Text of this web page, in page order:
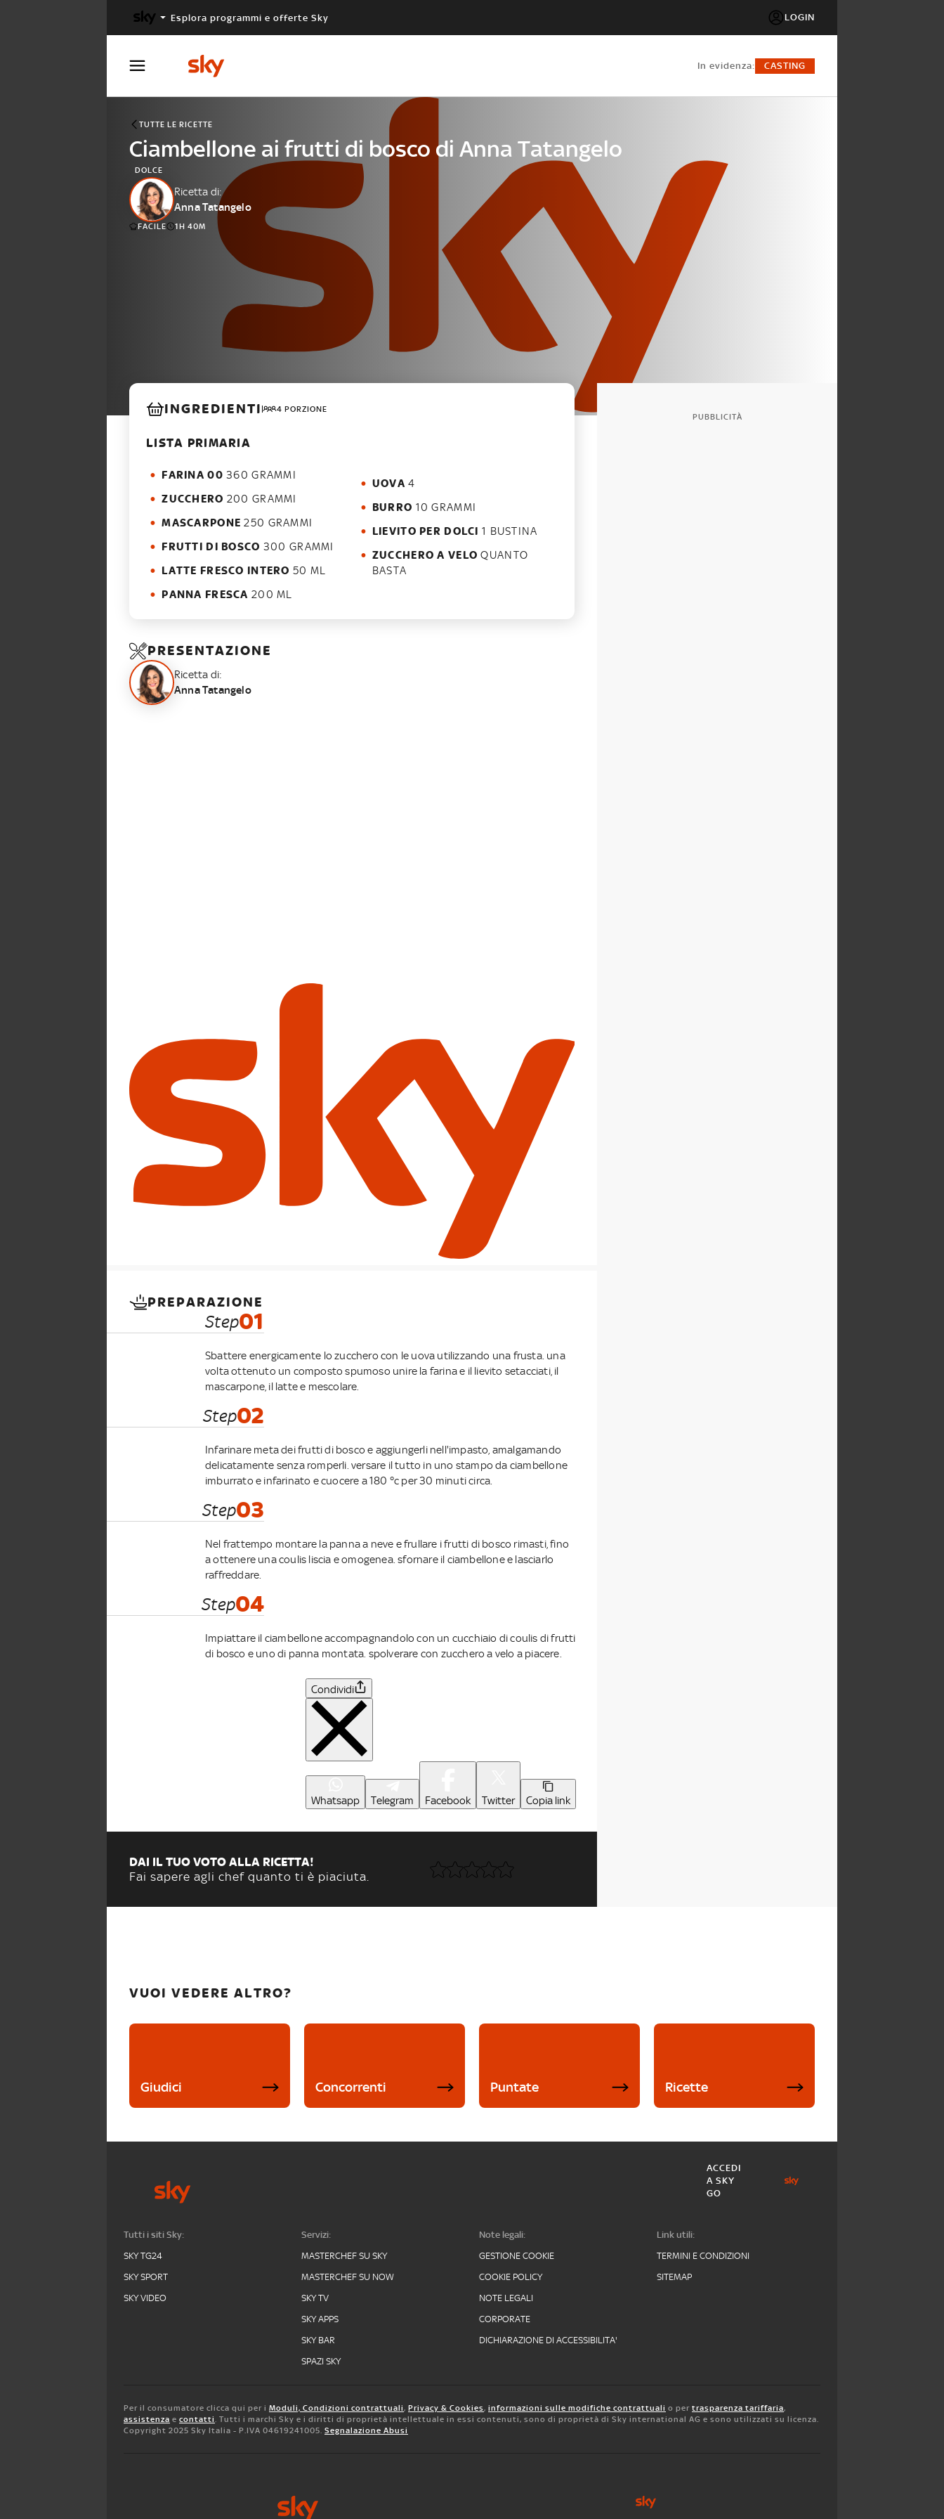
Esplora programmi e offerte Sky LOGIN
in evidenza: CASTING
TUTTE LE RICETTE
Ciambellone ai frutti di bosco di Anna Tatangelo
DOLCE
Ricetta di:
Anna Tatangelo
FACILE 1H 40M
INGREDIENTI 4 PORZIONE
LISTA PRIMARIA
FARINA 00 360 GRAMMI
ZUCCHERO 200 GRAMMI
MASCARPONE 250 GRAMMI
FRUTTI DI BOSCO 300 GRAMMI
LATTE FRESCO INTERO 50 ML
PANNA FRESCA 200 ML
UOVA 4
BURRO 10 GRAMMI
LIEVITO PER DOLCI 1 BUSTINA
ZUCCHERO A VELO QUANTO
BASTA
PRESENTAZIONE
Ricetta di:
Anna Tatangelo
PREPARAZIONE
Step01
Sbattere energicamente lo zucchero con le uova utilizzando una frusta. una
volta ottenuto un composto spumoso unire la farina e il lievito setacciati, il
mascarpone, il latte e mescolare.
Step02
Infarinare meta dei frutti di bosco e aggiungerli nell'impasto, amalgamando
delicatamente senza romperli. versare il tutto in uno stampo da ciambellone
imburrato e infarinato e cuocere a 180 °c per 30 minuti circa.
Step03
Nel frattempo montare la panna a neve e frullare i frutti di bosco rimasti, fino
a ottenere una coulis liscia e omogenea. sfornare il ciambellone e lasciarlo
raffreddare.
Step04
Impiattare il ciambellone accompagnandolo con un cucchiaio di coulis di frutti
di bosco e uno di panna montata. spolverare con zucchero a velo a piacere.
Condividi
Whatsapp Telegram Facebook Twitter Copia link
DAI IL TUO VOTO ALLA RICETTA!
Fai sapere agli chef quanto ti è piaciuta.
PUBBLICITÀ
VUOI VEDERE ALTRO?
Giudici Concorrenti Puntate Ricette
ACCEDI
A SKY
GO
Tutti i siti Sky:
SKY TG24
SKY SPORT
SKY VIDEO
Servizi:
MASTERCHEF SU SKY
MASTERCHEF SU NOW
SKY TV
SKY APPS
SKY BAR
SPAZI SKY
Note legali:
GESTIONE COOKIE
COOKIE POLICY
NOTE LEGALI
CORPORATE
DICHIARAZIONE DI ACCESSIBILITA'
Link utili:
TERMINI E CONDIZIONI
SITEMAP
Per il consumatore clicca qui per i Moduli, Condizioni contrattuali, Privacy & Cookies, informazioni sulle modifiche contrattuali o per trasparenza tariffaria,
assistenza e contatti. Tutti i marchi Sky e i diritti di proprietà intellettuale in essi contenuti, sono di proprietà di Sky international AG e sono utilizzati su licenza.
Copyright 2025 Sky Italia - P.IVA 04619241005. Segnalazione Abusi